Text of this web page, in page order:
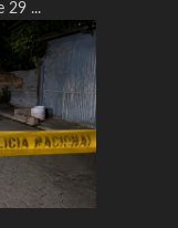
29 ...